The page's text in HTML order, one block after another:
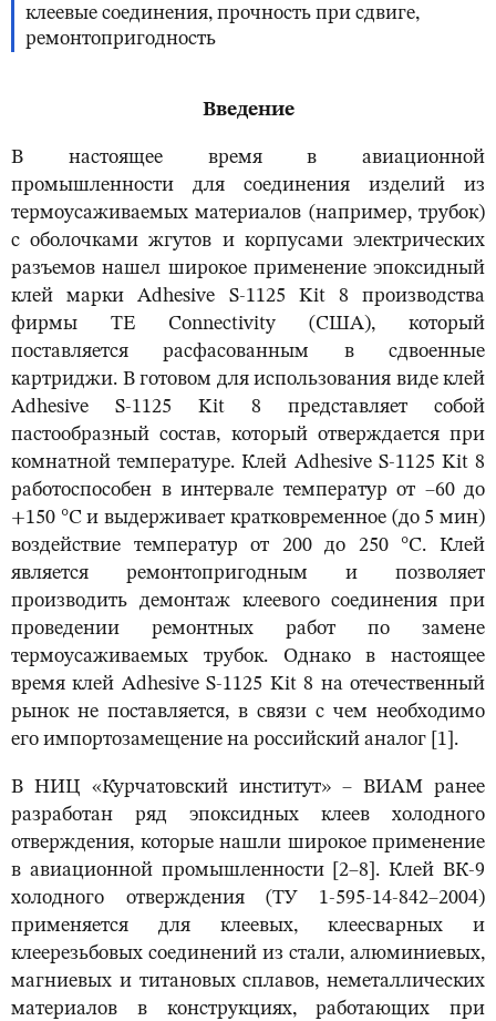
клеевые соединения, прочность при сдвиге,
ремонтопригодность
Введение
В настоящее время в авиационной
промышленности для соединения изделий из
термоусаживаемых материалов (например, трубок)
c оболочками жгутов и корпусами электрических
разъемов нашел широкое применение эпоксидный
клей марки Adhesive S-1125 Kit 8 производства
фирмы TE Connectivity (США), который
поставляется расфасованным в сдвоенные
картриджи. В готовом для использования виде клей
Adhesive S-1125 Kit 8 представляет собой
пастообразный состав, который отверждается при
комнатной температуре. Клей Adhesive S-1125 Kit 8
работоспособен в интервале температур от –60 до
+150 °С и выдерживает кратковременное (до 5 мин)
воздействие температур от 200 до 250 °С. Клей
является ремонтопригодным и позволяет
производить демонтаж клеевого соединения при
проведении ремонтных работ по замене
термоусаживаемых трубок. Однако в настоящее
время клей Adhesive S-1125 Kit 8 на отечественный
рынок не поставляется, в связи с чем необходимо
его импортозамещение на российский аналог [1].
В НИЦ «Курчатовский институт» – ВИАМ ранее
разработан ряд эпоксидных клеев холодного
отверждения, которые нашли широкое применение
в авиационной промышленности [2–8]. Клей ВК-9
холодного отверждения (ТУ 1-595-14-842–2004)
применяется для клеевых, клеесварных и
клеерезьбовых соединений из стали, алюминиевых,
магниевых и титановых сплавов, неметаллических
материалов в конструкциях, работающих при